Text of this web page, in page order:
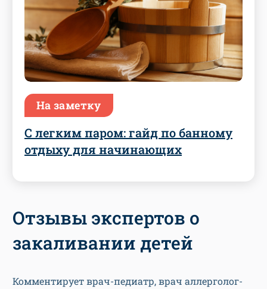
На заметку
С легким паром: гайд по банному
отдыху для начинающих
Отзывы экспертов о
закаливании детей
Комментирует врач-педиатр, врач аллерголог-